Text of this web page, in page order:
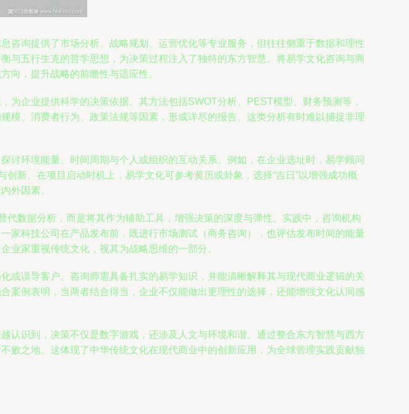
咨询提供了市场分析、战略规划、运营优化等专业服务，但往往侧重于数据和理性
五行生克的哲学思想，为决策过程注入了独特的东方智慧。将易学文化咨询与商
向，提升战略的前瞻性与适应性。
企业提供科学的决策依据。其方法包括SWOT分析、PEST模型、财务预测等，
模、消费者行为、政策法规等因素，形成详尽的报告。这类分析有时难以捕捉非理
环境能量、时间周期与个人或组织的互动关系。例如，在企业选址时，易学顾问
新。在项目启动时机上，易学文化可参考黄历或卦象，选择“吉日”以增强成功概
外因素。
数据分析，而是将其作为辅助工具，增强决策的深度与弹性。实践中，咨询机构
家科技公司在产品发布前，既进行市场测试（商务咨询），也评估发布时间的能量
业家重视传统文化，视其为战略思维的一部分。
或误导客户。咨询师需具备扎实的易学知识，并能清晰解释其与现代商业逻辑的关
例表明，当两者结合得当，企业不仅能做出更理性的选择，还能增强文化认同感
认识到，决策不仅是数字游戏，还涉及人文与环境和谐。通过整合东方智慧与西方
败之地。这体现了中华传统文化在现代商业中的创新应用，为全球管理实践贡献独